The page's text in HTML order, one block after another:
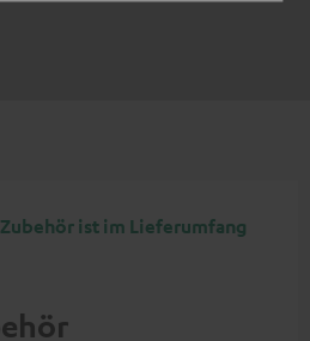
ist im Lieferumfang